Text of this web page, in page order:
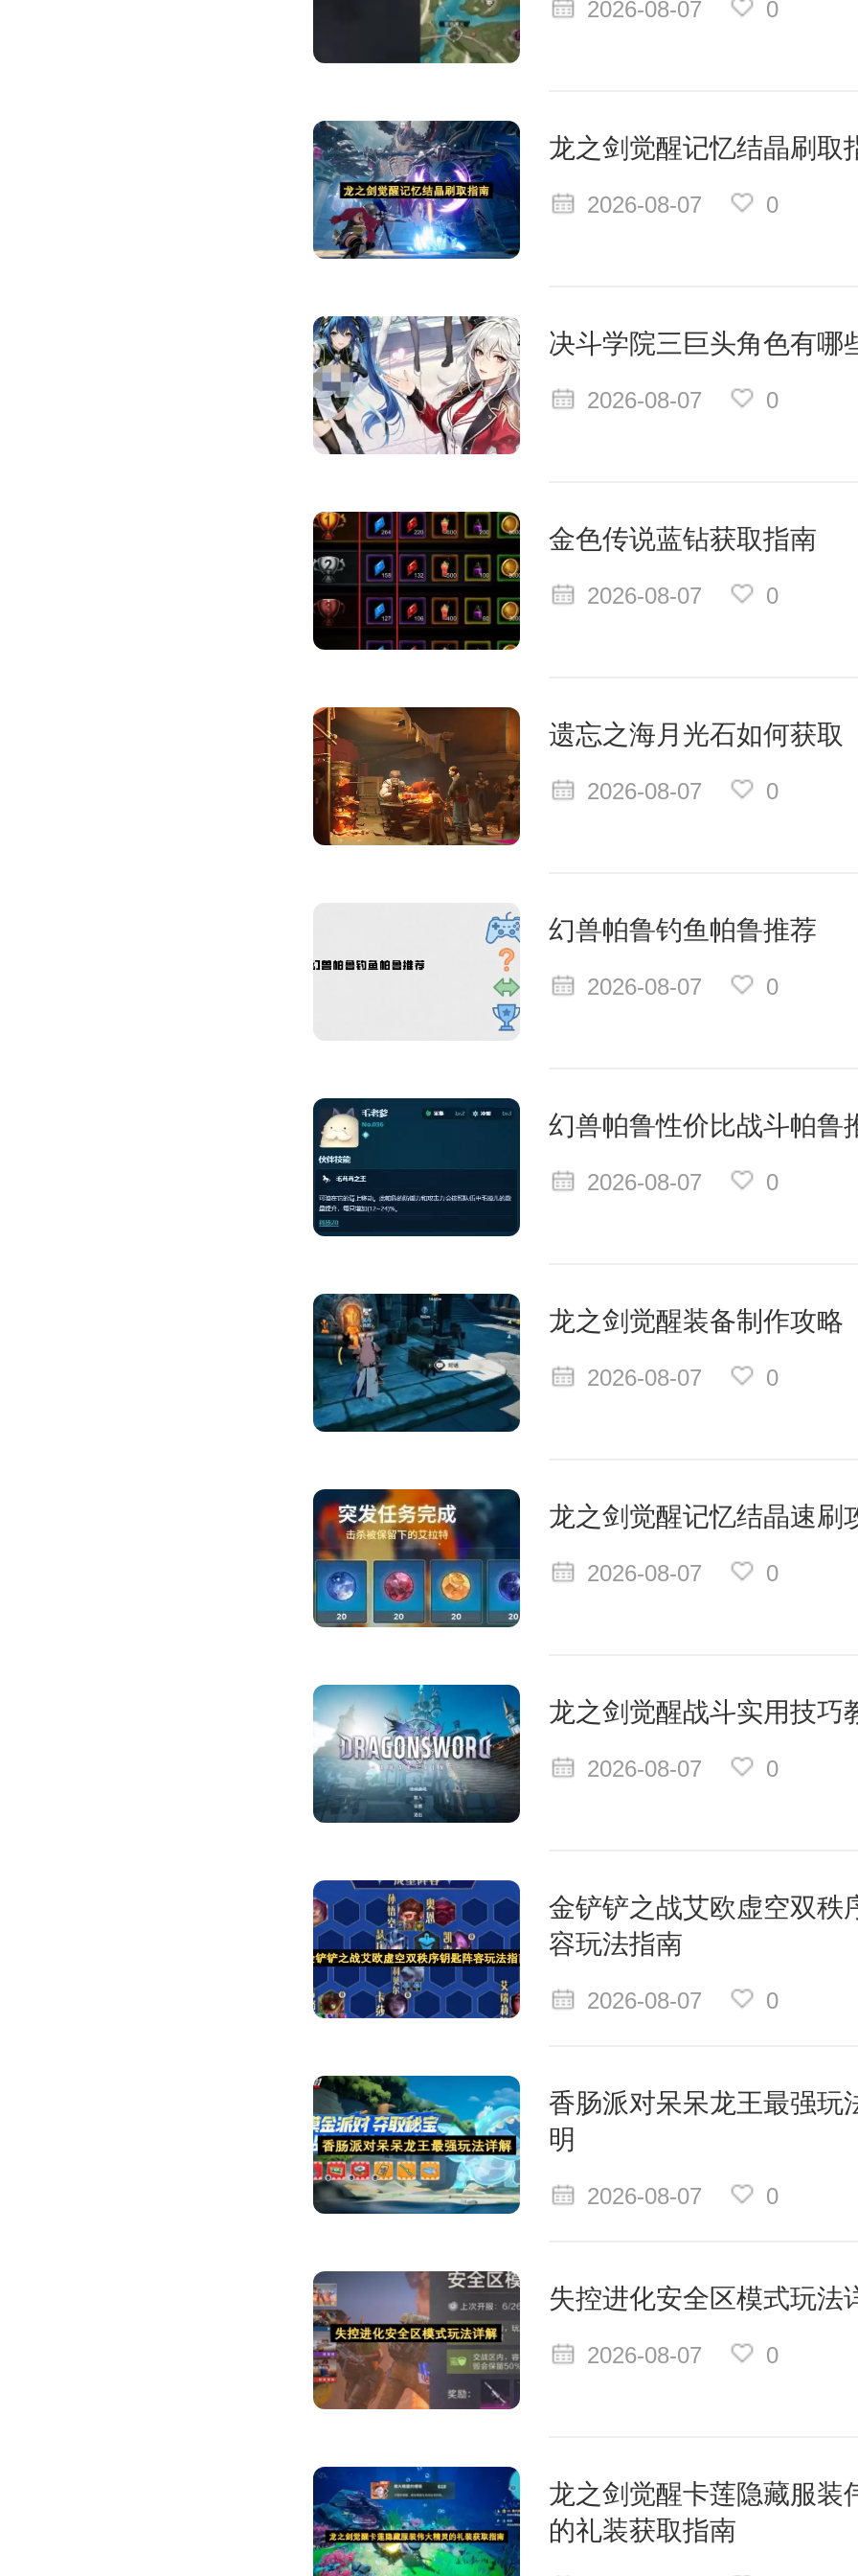
2026-08-07 0
龙之剑觉醒记忆结晶刷取
2026-08-07 0
决斗学院三巨头角色有哪
2026-08-07 0
金色传说蓝钻获取指南
2026-08-07 0
遗忘之海月光石如何获取
2026-08-07 0
幻兽帕鲁钓鱼帕鲁推荐
2026-08-07 0
幻兽帕鲁性价比战斗帕鲁
2026-08-07 0
龙之剑觉醒装备制作攻略
2026-08-07 0
龙之剑觉醒记忆结晶速刷
2026-08-07 0
龙之剑觉醒战斗实用技巧
2026-08-07 0
金铲铲之战艾欧虚空双秩
容玩法指南
2026-08-07 0
香肠派对呆呆龙王最强玩
明
2026-08-07 0
失控进化安全区模式玩法
2026-08-07 0
龙之剑觉醒卡莲隐藏服装
的礼装获取指南